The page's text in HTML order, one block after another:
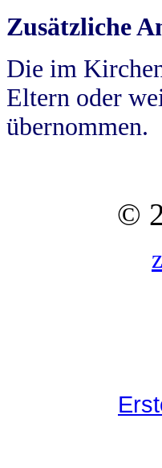
Zusätzliche
Die im
Eltern oder
übernommen.
©